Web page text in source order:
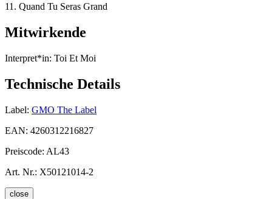
11. Quand Tu Seras Grand
Mitwirkende
Interpret*in: Toi Et Moi
Technische Details
Label: GMO The Label
EAN: 4260312216827
Preiscode: AL43
Art. Nr.: X50121014-2
close